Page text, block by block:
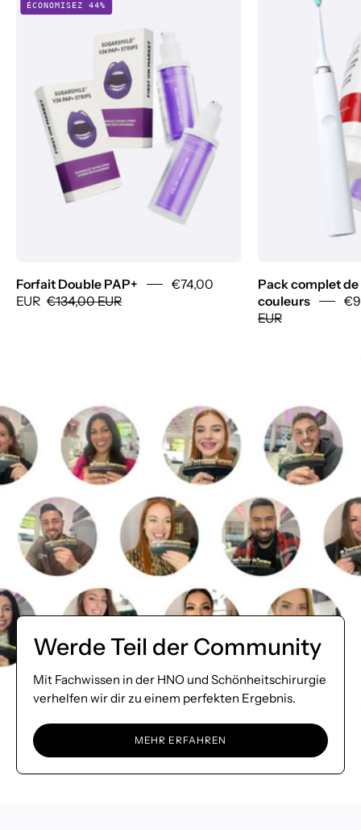
ÉCONOMISEZ 44%
Forfait Double PAP+
€74,00
EUR €134,00 EUR
Pack complet
couleurs
EUR
Werde Teil der Community
Mit Fachwissen in der HNO und Schönheitschirurgie
verhelfen wir dir zu einem perfekten Ergebnis.
MEHR ERFAHREN